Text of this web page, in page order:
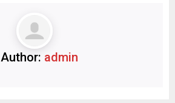
Author: admin